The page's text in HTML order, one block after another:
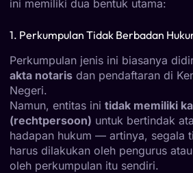
ini memiliki dua bentuk utama:
1. Perkumpulan Tidak Berbadan
Perkumpulan jenis ini biasanya
akta notaris dan pendaftaran di
Negeri.
Namun, entitas ini tidak memiliki
(rechtpersoon) untuk bertindak
hadapan hukum — artinya, segala
harus dilakukan oleh pengurus
oleh perkumpulan itu sendiri.